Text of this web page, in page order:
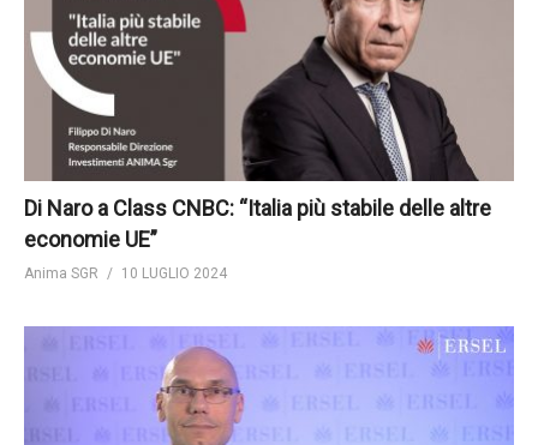
Di Naro a Class CNBC: “Italia più stabile delle altre
economie UE”
Anima SGR 10 LUGLIO 2024